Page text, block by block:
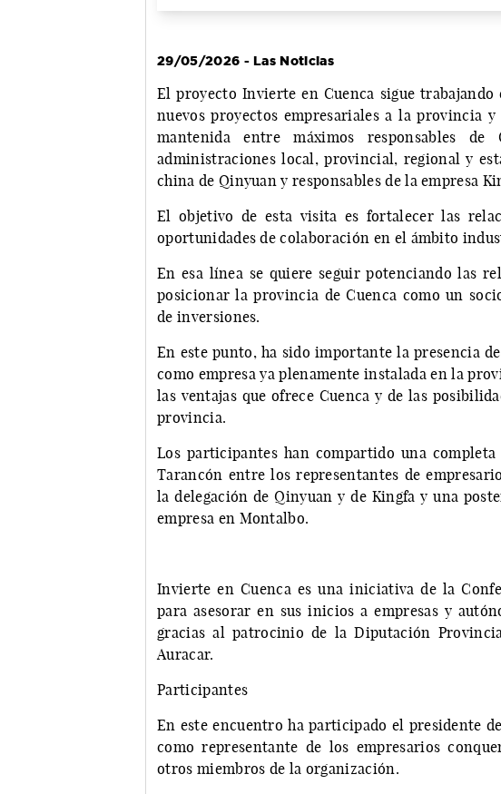
29/05/2026 - Las Noticias
El proyecto Invierte en Cuenca sigue
nuevos proyectos empresariales a la provincia
mantenida entre máximos responsables
administraciones local, provincial, regional y
china de Qinyuan y responsables de la empresa
El objetivo de esta visita es fortalecer las
oportunidades de colaboración en el ámbito
En esa línea se quiere seguir potenciando las
posicionar la provincia de Cuenca como un
de inversiones.
En este punto, ha sido importante la presencia
como empresa ya plenamente instalada en la
las ventajas que ofrece Cuenca y de las
provincia.
Los participantes han compartido una
Tarancón entre los representantes de
la delegación de Qinyuan y de Kingfa y una
empresa en Montalbo.
Invierte en Cuenca es una iniciativa de la
para asesorar en sus inicios a empresas y
gracias al patrocinio de la Diputación
Auracar.
Participantes
En este encuentro ha participado el presidente
como representante de los empresarios
otros miembros de la organización.